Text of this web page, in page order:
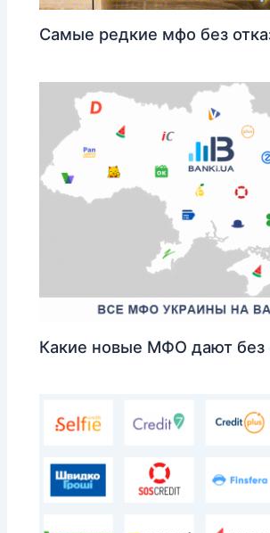
Самые редкие мфо без
Какие новые МФО дают без